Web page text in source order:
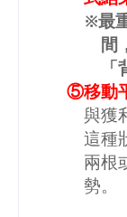
※最
間
⑤移動
與獲
這種
兩根
勢。